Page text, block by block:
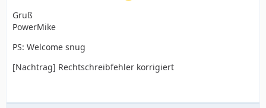
Gruß
PowerMike
PS: Welcome snug
[Nachtrag] Rechtschreibfehler korrigiert